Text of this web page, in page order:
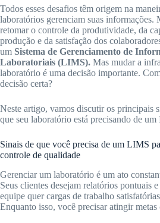
Todos esses desafios têm origem na
laboratórios gerenciam suas informações.
retomar o controle da produtividade, da
produção e da satisfação dos
um Sistema de Gerenciamento de
Laboratoriais (LIMS). Mas mudar a
laboratório é uma decisão importante.
decisão certa?
Neste artigo, vamos discutir os principais
que seu laboratório está precisando de
Sinais de que você precisa de um LIMS
controle de qualidade
Gerenciar um laboratório é um ato
Seus clientes desejam relatórios pontuais
equipe quer cargas de trabalho
Enquanto isso, você precisar atingir metas